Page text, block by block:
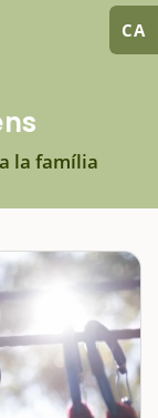
CA
la família